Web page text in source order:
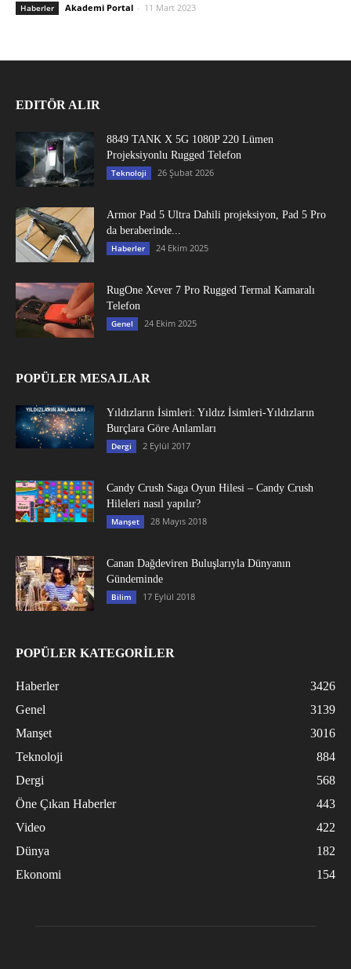
Haberler Akademi Portal - 11 Mart 2023
EDITÖR ALIR
8849 TANK X 5G 1080P 220 Lümen
Projeksiyonlu Rugged Telefon
Teknoloji 26 Şubat 2026
Armor Pad 5 Ultra Dahili projeksiyon, Pad 5 Pro
da beraberinde...
Haberler 24 Ekim 2025
RugOne Xever 7 Pro Rugged Termal Kamaralı
Telefon
Genel 24 Ekim 2025
POPÜLER MESAJLAR
Yıldızların İsimleri: Yıldız İsimleri-Yıldızların
Burçlara Göre Anlamları
Dergi 2 Eylül 2017
Candy Crush Saga Oyun Hilesi – Candy Crush
Hileleri nasıl yapılır?
Manşet 28 Mayıs 2018
Canan Dağdeviren Buluşlarıyla Dünyanın
Gündeminde
Bilim 17 Eylül 2018
POPÜLER KATEGORİLER
Haberler
3426
Genel
3139
Manşet
3016
Teknoloji
884
Dergi
568
Öne Çıkan Haberler
443
Video
422
Dünya
182
Ekonomi
154